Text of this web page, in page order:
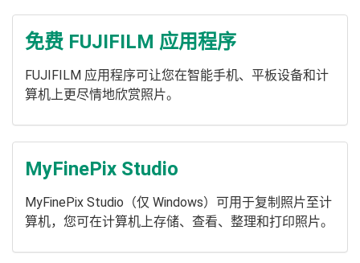
免费 FUJIFILM 应用程序
FUJIFILM 应用程序可让您在智能手机、平板设备和计
算机上更尽情地欣赏照片。
MyFinePix Studio
MyFinePix Studio（仅 Windows）可用于复制照片至计
算机，您可在计算机上存储、查看、整理和打印照片。